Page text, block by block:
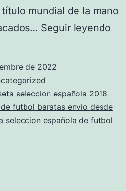
mundial de la mano
Seguir leyendo
de 2022
seleccion española 2018
futbol baratas envio desde
seleccion española de futbol